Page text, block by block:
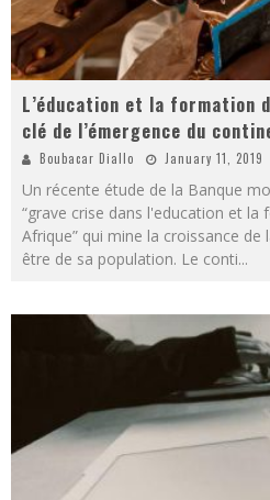
L’éducation et la formation
clé de l’émergence du
Boubacar Diallo January 11, 2019
Un récente étude de la Banque
“grave crise dans l'education et la
Afrique” qui mine la croissance
être de sa population. Le conti...